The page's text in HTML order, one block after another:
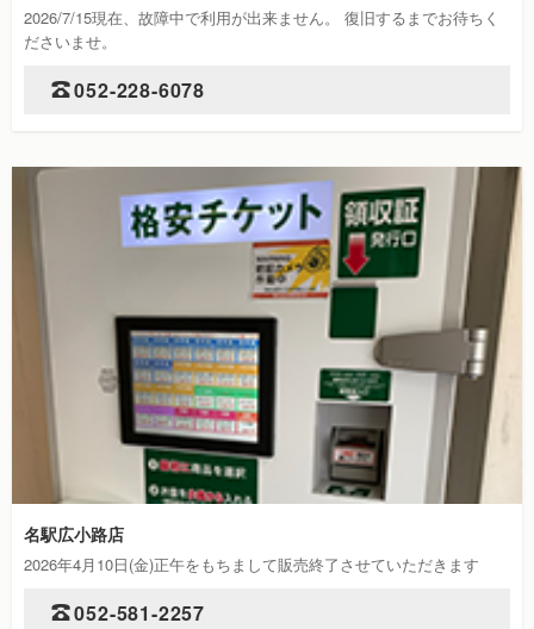
2026/7/15現在、故障中で利用が出来ません。 復旧するまでお待ちく
ださいませ。
052-228-6078
名駅広小路店
2026年4月10日(金)正午をもちまして販売終了させていただきます
052-581-2257